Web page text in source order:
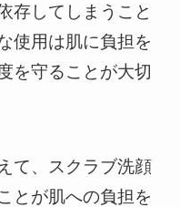
存してしまうこと
使用は肌に負担を
を守ることが大切
て、スクラブ洗顔
とが肌への負担を